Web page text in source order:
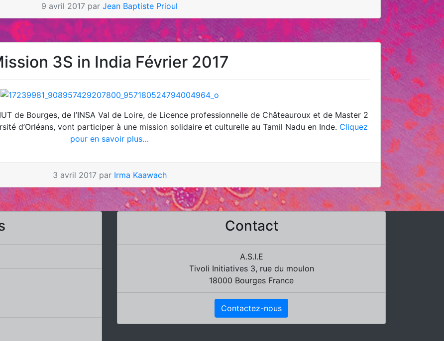
9 avril 2017 par Jean Baptiste Prioul
3S in India Février 2017
de Bourges, de l’INSA Val de Loire, de Licence professionnelle de Châteauroux et de Master 2
d’Orléans, vont participer à une mission solidaire et culturelle au Tamil Nadu en Inde. Cliquez
pour en savoir plus…
3 avril 2017 par Irma Kaawach
Contact
A.S.I.E
Tivoli Initiatives 3, rue du moulon
18000 Bourges France
Contactez-nous